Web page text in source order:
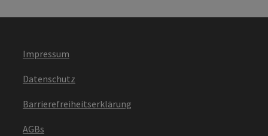
Impressum
Datenschutz
Barrierefreiheitserklärung
AGBs